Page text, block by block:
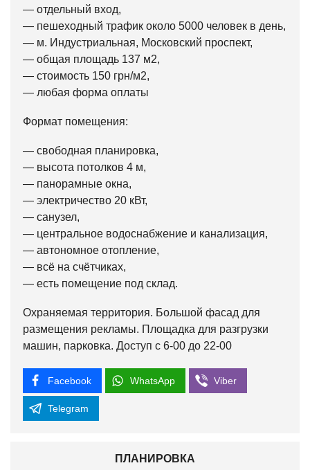
— отдельный вход,
— пешеходный трафик около 5000 человек в день,
— м. Индустриальная, Московский проспект,
— общая площадь 137 м2,
— стоимость 150 грн/м2,
— любая форма оплаты
Формат помещения:
— свободная планировка,
— высота потолков 4 м,
— панорамные окна,
— электричество 20 кВт,
— санузел,
— центральное водоснабжение и канализация,
— автономное отопление,
— всё на счётчиках,
— есть помещение под склад.
Охраняемая территория. Большой фасад для
размещения рекламы. Площадка для разгрузки
машин, парковка. Доступ с 6-00 до 22-00
Facebook WhatsApp Viber
Telegram
ПЛАНИРОВКА